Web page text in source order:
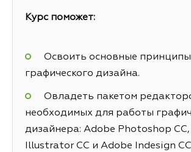
Курс поможет:
Освоить основные принципы
графического дизайна.
Овладеть пакетом
необходимых для работы
дизайнера: Adobe Photoshop
Illustrator CC и Adobe Indesign